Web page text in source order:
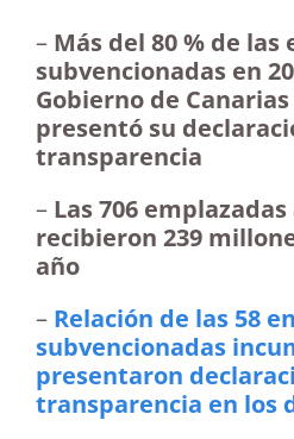
– Más del 80 % de
subvencionadas en
Gobierno de
presentó su
transparencia
– Las 706
recibieron 239
año
– Relación de las 58
subvencionadas
presentaron
transparencia en los